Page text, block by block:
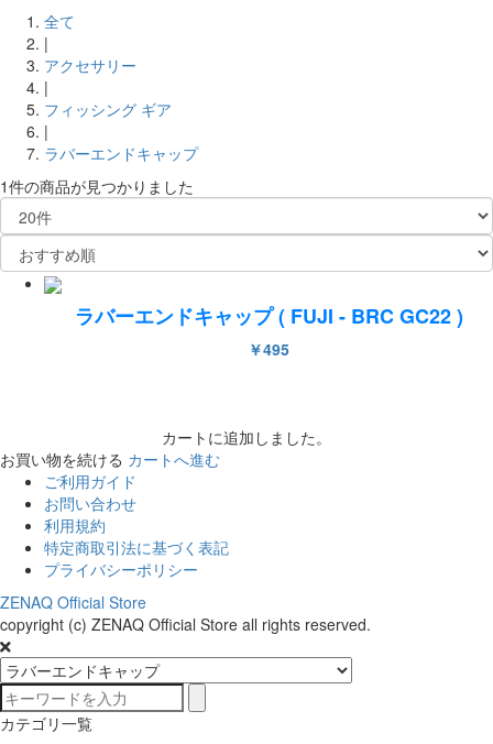
全て
|
アクセサリー
|
フィッシング ギア
|
ラバーエンドキャップ
1件の商品が見つかりました
ラバーエンドキャップ ( FUJI - BRC GC22 )
￥495
カートに追加しました。
お買い物を続ける カートへ進む
ご利用ガイド
お問い合わせ
利用規約
特定商取引法に基づく表記
プライバシーポリシー
ZENAQ Official Store
copyright (c) ZENAQ Official Store all rights reserved.
カテゴリ一覧